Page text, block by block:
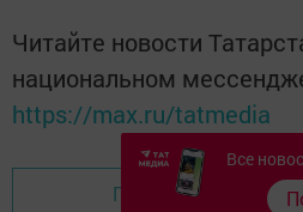
Читайте новости
национальном
https://max.ru/tatmedia
Перейти на
Все